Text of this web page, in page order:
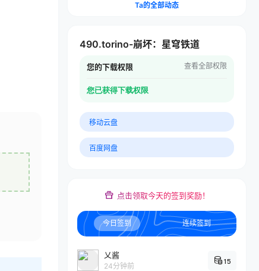
Ta的全部动态
490.torino-崩坏：星穹铁道
您的下载权限 查看全部权限
您已获得下载权限
移动云盘
百度网盘
点击领取今天的签到奖励！
今日签到 连续签到
乂酱
24分钟前
15